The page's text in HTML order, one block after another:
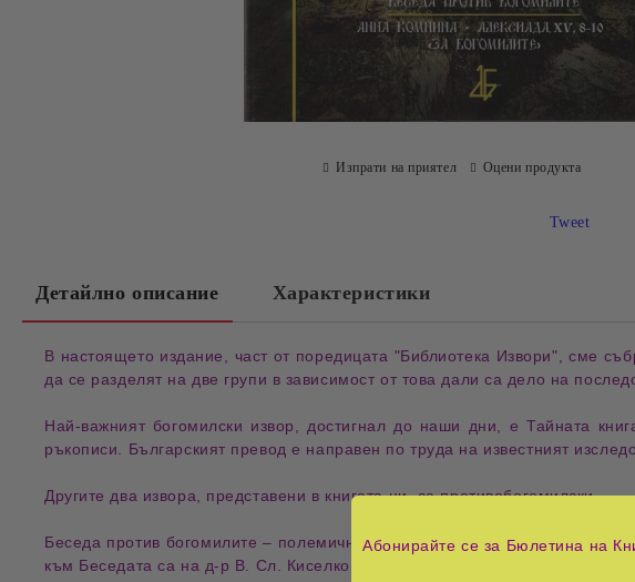
Изпрати на приятел Оцени продукта
Tweet
Детайлно описание Характеристики
В настоящето издание, част от поредицата "Библиотека Извори" , сме
да се разделят на две групи в зависимост от това дали са дело на
Най-важният богомилски извор , достигнал до наши дни, е Тайната
ръкописи
Българският превод е направен по труда на известният
Другите два извора , представени в книгата ни, сапротивобогомилски.
Беседа против богомилите ‒ полемичното произведениена
към Беседата са на д-р В. Сл. Киселков
Абонирайте се за Бюлетина на